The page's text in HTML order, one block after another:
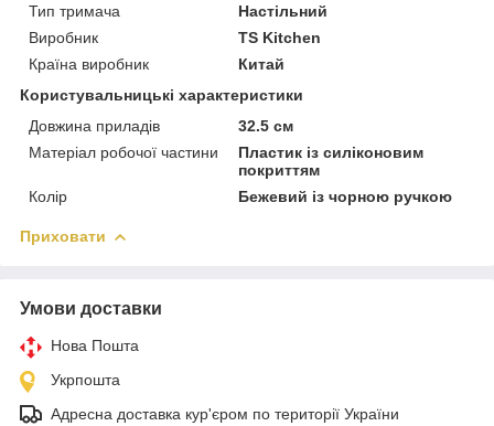
Тип тримача
Настільний
Виробник
TS Kitchen
Країна виробник
Китай
Користувальницькі характеристики
Довжина приладів
32.5 см
Матеріал робочої частини
Пластик із силіконовим
покриттям
Колір
Бежевий із чорною ручкою
Приховати
Умови доставки
Нова Пошта
Укрпошта
Адресна доставка кур'єром по території України